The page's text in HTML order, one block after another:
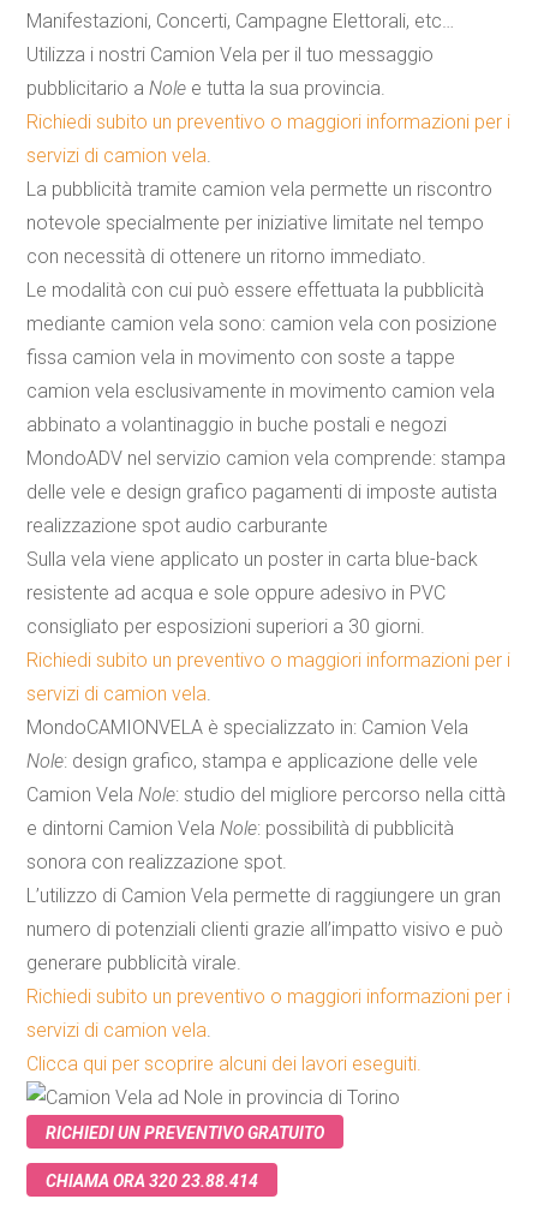
Manifestazioni, Concerti, Campagne Elettorali, etc…
Utilizza i nostri Camion Vela per il tuo messaggio
pubblicitario a Nole e tutta la sua provincia.
Richiedi subito un preventivo o maggiori informazioni per i
servizi di camion vela.
La pubblicità tramite camion vela permette un riscontro
notevole specialmente per iniziative limitate nel tempo
con necessità di ottenere un ritorno immediato.
Le modalità con cui può essere effettuata la pubblicità
mediante camion vela sono: camion vela con posizione
fissa camion vela in movimento con soste a tappe
camion vela esclusivamente in movimento camion vela
abbinato a volantinaggio in buche postali e negozi
MondoADV nel servizio camion vela comprende: stampa
delle vele e design grafico pagamenti di imposte autista
realizzazione spot audio carburante
Sulla vela viene applicato un poster in carta blue-back
resistente ad acqua e sole oppure adesivo in PVC
consigliato per esposizioni superiori a 30 giorni.
Richiedi subito un preventivo o maggiori informazioni per i
servizi di camion vela.
MondoCAMIONVELA è specializzato in: Camion Vela
Nole: design grafico, stampa e applicazione delle vele
Camion Vela Nole: studio del migliore percorso nella città
e dintorni Camion Vela Nole: possibilità di pubblicità
sonora con realizzazione spot.
L’utilizzo di Camion Vela permette di raggiungere un gran
numero di potenziali clienti grazie all’impatto visivo e può
generare pubblicità virale.
Richiedi subito un preventivo o maggiori informazioni per i
servizi di camion vela.
Clicca qui per scoprire alcuni dei lavori eseguiti.
RICHIEDI UN PREVENTIVO GRATUITO
CHIAMA ORA 320 23.88.414